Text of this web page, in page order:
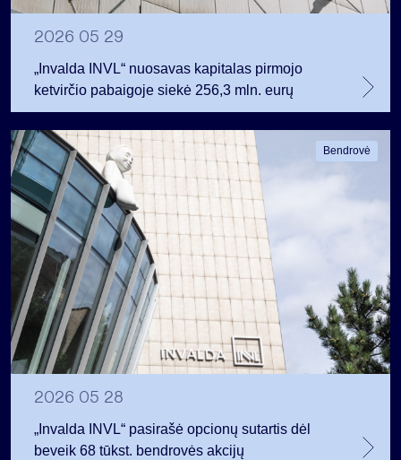
2026 05 29
„Invalda INVL“ nuosavas kapitalas pirmojo
ketvirčio pabaigoje siekė 256,3 mln. eurų
Bendrovė
2026 05 28
„Invalda INVL“ pasirašė opcionų sutartis dėl
beveik 68 tūkst. bendrovės akcijų